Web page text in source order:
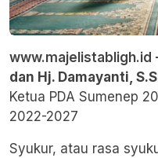
www.majelistabligh.id
dan Hj. Damayanti,
Ketua PDA Sumenep
2022-2027
Syukur, atau rasa